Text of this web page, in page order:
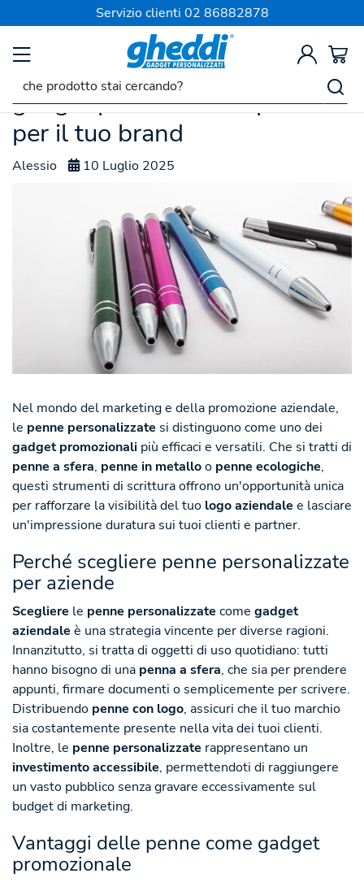
Servizio clienti 02 86882878
SPEDIZIONE SEMPRE GRATIS
Penne personalizzate: il
gadget promozionale perfetto
per il tuo brand
Alessio 10 Luglio 2025
Nel mondo del marketing e della promozione aziendale,
le penne personalizzate si distinguono come uno dei
gadget promozionali più efficaci e versatili. Che si tratti di
penne a sfera, penne in metalloo penne ecologiche,
questi strumenti di scrittura offrono un'opportunità unica
per rafforzare la visibilità del tuo logo aziendale e lasciare
un'impressione duratura sui tuoi clienti e partner.
Perché scegliere penne personalizzate
per aziende
Scegliere le penne personalizzate come gadget
aziendale è una strategia vincente per diverse ragioni.
Innanzitutto, si tratta di oggetti di uso quotidiano: tutti
hanno bisogno di una penna a sfera, che sia per prendere
appunti, firmare documenti o semplicemente per scrivere.
Distribuendo penne con logo, assicuri che il tuo marchio
sia costantemente presente nella vita dei tuoi clienti.
Inoltre, le penne personalizzate rappresentano un
investimento accessibile, permettendoti di raggiungere
un vasto pubblico senza gravare eccessivamente sul
budget di marketing.
Vantaggi delle penne come gadget
promozionale